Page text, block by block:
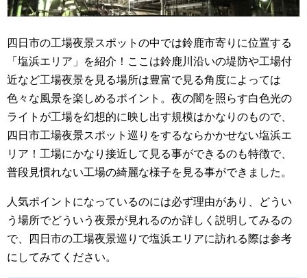
四日市の工場夜景スポットの中では鈴鹿市寄りに位置する
「塩浜エリア」を紹介！ここは鈴鹿川沿いの堤防や工場付
近など工場夜景を見る場所は豊富で見る角度によっては
色々な風景を楽しめるポイント。夜の闇を照らす白色光の
ライトが工場を幻想的に映し出す規模はかなりのもので、
四日市工場夜景スポット巡りをするならかかせない塩浜エ
リア！工場にかなり接近して見る事ができるのも特徴で、
普段見慣れない工場の綺麗な様子を見る事ができました。
人気ポイントになっているのには必ず理由があり、どうい
う場所でどういう夜景が見れるのか詳しく説明してみるの
で、四日市の工場夜景巡りで塩浜エリアに訪れる際は参考
にしてみてください。